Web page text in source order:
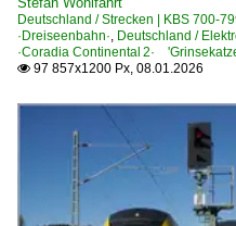
Deutschland / Strecken | KBS 700-
·Dreiseenbahn·, Deutschland /
·Coradia Continental 2·
 97 857x1200 Px, 08.01.2026